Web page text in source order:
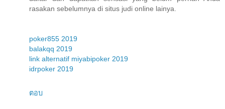
rasakan sebelumnya di situs judi online lainya.
poker855 2019
balakqq 2019
link alternatif miyabipoker 2019
idrpoker 2019
ตอบ